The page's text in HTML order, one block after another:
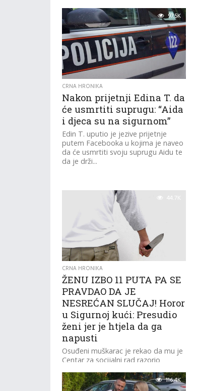
97.5K
CRNA HRONIKA
Nakon prijetnji Edina T. da
će usmrtiti suprugu: “Aida
i djeca su na sigurnom”
Edin T. uputio je jezive prijetnje
putem Facebooka u kojima je naveo
da će usmrtiti svoju suprugu Aidu te
da je drži...
44.7K
CRNA HRONIKA
ŽENU IZBO 11 PUTA PA SE
PRAVDAO DA JE
NESREĆAN SLUČAJ! Horor
u Sigurnoj kući: Presudio
ženi jer je htjela da ga
napusti
Osuđeni muškarac je rekao da mu je
Centar za socijalni rad razorio
116.4K